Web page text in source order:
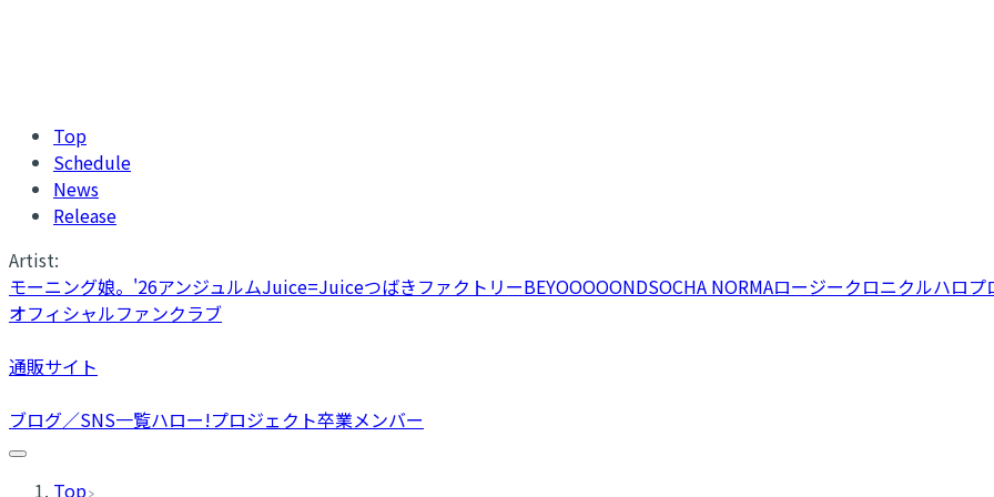
Top
Schedule
News
Release
Artist:
モーニング娘。'26アンジュルムJuice=JuiceつばきファクトリーBEYOOOOONDSOCHA NORMAロージークロニクルハロプ
オフィシャルファンクラブ
通販サイト
ブログ／SNS一覧ハロー!プロジェクト卒業メンバー
Top